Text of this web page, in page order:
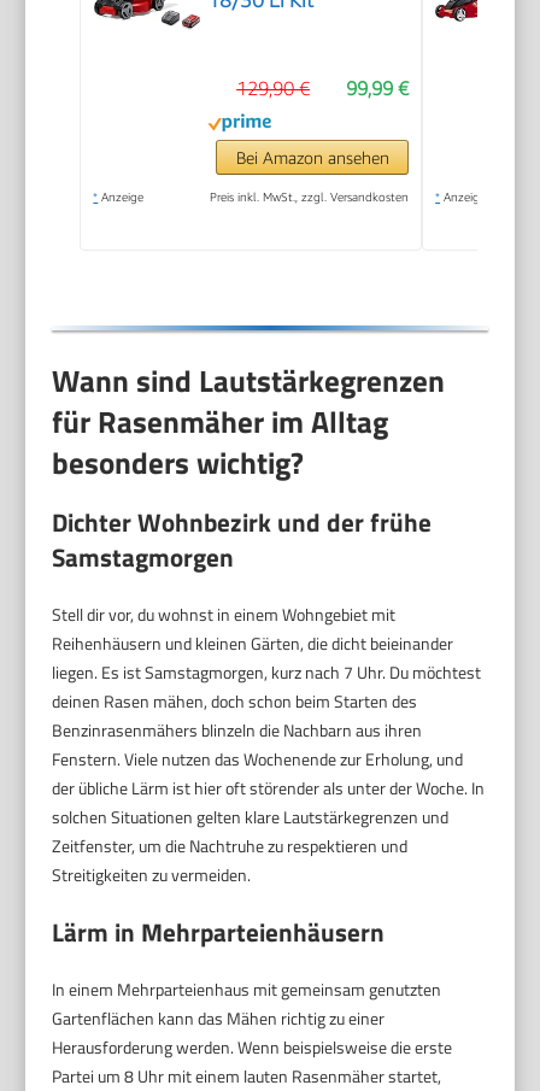
99,99 €
129,90 €
Bei Amazon ansehen
* Anzeige Preis inkl. MwSt., zzgl. Versandkosten * Anzeige
Wann sind Lautstärkegrenzen
für Rasenmäher im Alltag
besonders wichtig?
Dichter Wohnbezirk und der frühe
Samstagmorgen
Stell dir vor, du wohnst in einem Wohngebiet mit
Reihenhäusern und kleinen Gärten, die dicht beieinander
liegen. Es ist Samstagmorgen, kurz nach 7 Uhr. Du möchtest
deinen Rasen mähen, doch schon beim Starten des
Benzinrasenmähers blinzeln die Nachbarn aus ihren
Fenstern. Viele nutzen das Wochenende zur Erholung, und
der übliche Lärm ist hier oft störender als unter der Woche. In
solchen Situationen gelten klare Lautstärkegrenzen und
Zeitfenster, um die Nachtruhe zu respektieren und
Streitigkeiten zu vermeiden.
Lärm in Mehrparteienhäusern
In einem Mehrparteienhaus mit gemeinsam genutzten
Gartenflächen kann das Mähen richtig zu einer
Herausforderung werden. Wenn beispielsweise die erste
Partei um 8 Uhr mit einem lauten Rasenmäher startet,